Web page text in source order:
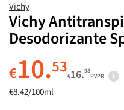
Vichy
Vichy
Desodorizante
€10.53€16.98
PVPR
€8.42/100ml